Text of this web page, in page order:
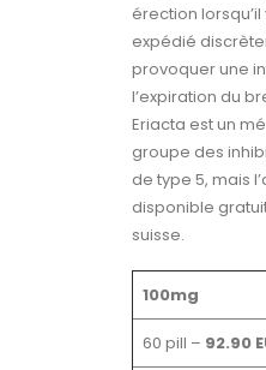
érection
expédié
provoquer une
l’expiration du
Eriacta est un
groupe des
de type 5, mais
disponible
suisse.
100mg
60 pill – 92.90